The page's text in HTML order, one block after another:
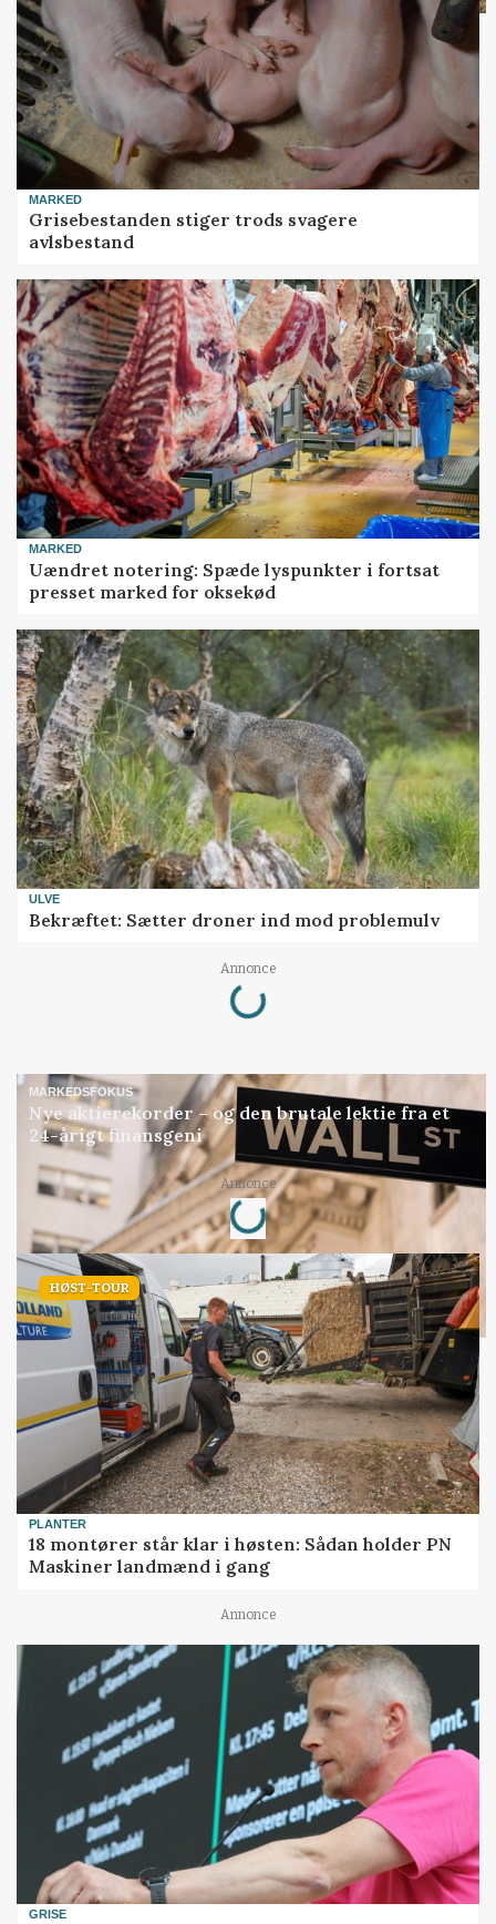
MARKED
Grisebestanden stiger trods svagere
avlsbestand
MARKED
Uændret notering: Spæde lyspunkter i fortsat
presset marked for oksekød
ULVE
Bekræftet: Sætter droner ind mod problemulv
Annonce
Loading...
MARKEDSFOKUS
Nye aktierekorder – og den brutale lektie fra et
24-årigt finansgeni
Annonce
Loading...
HØST-TOUR
PLANTER
18 montører står klar i høsten: Sådan holder PN
Maskiner landmænd i gang
Annonce
GRISE